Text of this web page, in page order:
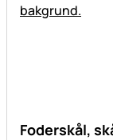
Foderskål,